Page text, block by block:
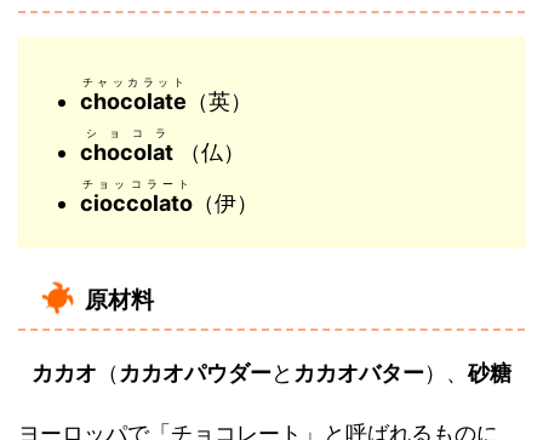
chocolate
チャッカラット
（英）
chocolat
ショコラ
（仏）
cioccolato
チョッコラート
（伊）
原材料
カカオ （ カカオパウダーと カカオバター）、砂糖
ヨーロッパで「チョコレート」と呼ばれるものに